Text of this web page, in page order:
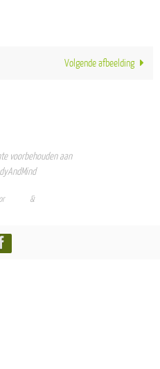
Volgende afbeelding
voorbehouden aan
&